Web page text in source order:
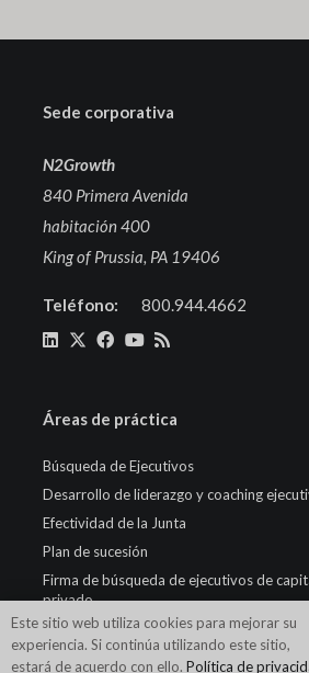
Sede corporativa
N2Growth
840 Primera Avenida
habitación 400
King of Prussia, PA 19406
Teléfono: 800.944.4662
Áreas de práctica
Búsqueda de Ejecutivos
Desarrollo de liderazgo y coaching
Efectividad de la Junta
Plan de sucesión
Firma de búsqueda de ejecutivos de
privado
Este sitio web utiliza cookies para mejorar su
experiencia. Si continúa utilizando este sitio,
estará de acuerdo con ello. Política de